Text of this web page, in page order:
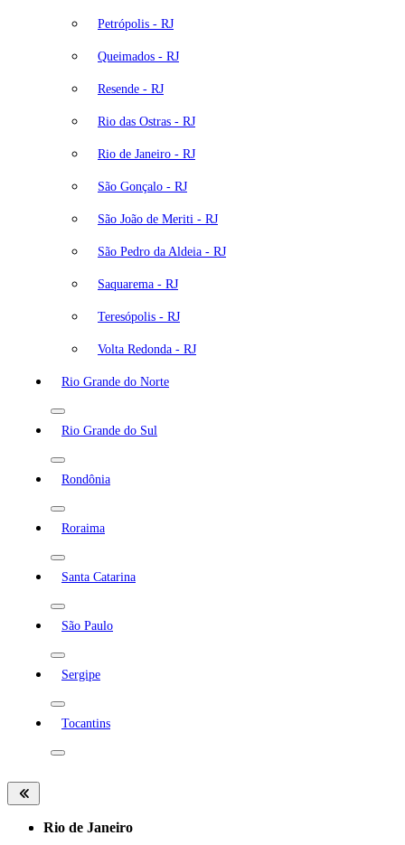
Petrópolis - RJ
Queimados - RJ
Resende - RJ
Rio das Ostras - RJ
Rio de Janeiro - RJ
São Gonçalo - RJ
São João de Meriti - RJ
São Pedro da Aldeia - RJ
Saquarema - RJ
Teresópolis - RJ
Volta Redonda - RJ
Rio Grande do Norte
Rio Grande do Sul
Rondônia
Roraima
Santa Catarina
São Paulo
Sergipe
Tocantins
Rio de Janeiro